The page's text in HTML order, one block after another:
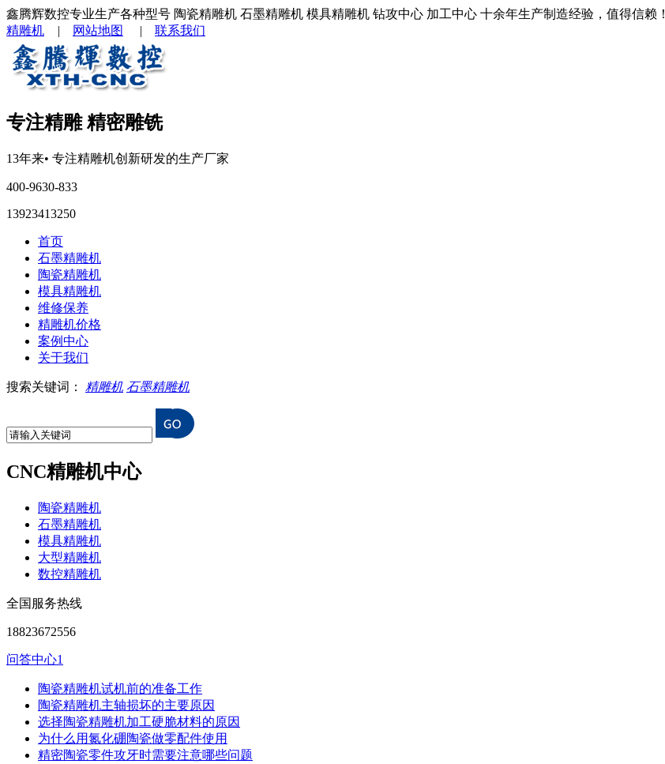
鑫腾辉数控专业生产各种型号 陶瓷精雕机 石墨精雕机 模具精雕机 钻攻中心 加工中心 十余年生产制造经验，值得信赖！
精雕机 | 网站地图 | 联系我们
专注精雕 精密雕铣
13年来• 专注精雕机创新研发的生产厂家
400-9630-833
13923413250
首页
石墨精雕机
陶瓷精雕机
模具精雕机
维修保养
精雕机价格
案例中心
关于我们
搜索关键词： 精雕机 石墨精雕机
CNC精雕机中心
陶瓷精雕机
石墨精雕机
模具精雕机
大型精雕机
数控精雕机
全国服务热线
18823672556
问答中心1
陶瓷精雕机试机前的准备工作
陶瓷精雕机主轴损坏的主要原因
选择陶瓷精雕机加工硬脆材料的原因
为什么用氮化硼陶瓷做零配件使用
精密陶瓷零件攻牙时需要注意哪些问题